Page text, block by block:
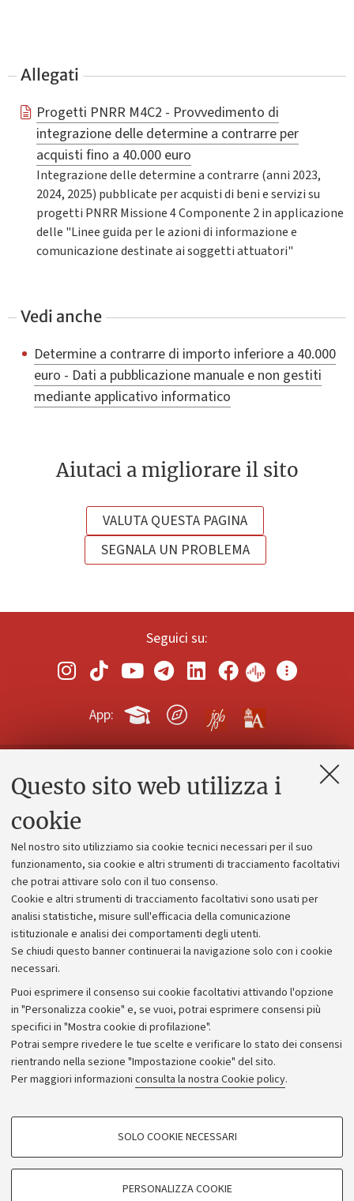
Questo sito web utilizza i
cookie
Nel nostro sito utilizziamo sia cookie tecnici necessari per il suo
funzionamento, sia cookie e altri strumenti di tracciamento facoltativi
che potrai attivare solo con il tuo consenso.
Cookie e altri strumenti di tracciamento facoltativi sono usati per
analisi statistiche, misure sull'efficacia della comunicazione
istituzionale e analisi dei comportamenti degli utenti.
Se chiudi questo banner continuerai la navigazione solo con i cookie
necessari.
Puoi esprimere il consenso sui cookie facoltativi attivando l'opzione
in "Personalizza cookie" e, se vuoi, potrai esprimere consensi più
specifici in "Mostra cookie di profilazione".
Potrai sempre rivedere le tue scelte e verificare lo stato dei consensi
rientrando nella sezione "Impostazione cookie" del sito.
Per maggiori informazioni consulta la nostra Cookie policy.
COOKIE DI PROFILAZIONE - FACOLTATIVI
SOLO COOKIE NECESSARI
PERSONALIZZA COOKIE
Allegati
Progetti PNRR M4C2 - Provvedimento di
integrazione delle determine a contrarre per
acquisti fino a 40.000 euro
Integrazione delle determine a contrarre (anni 2023,
2024, 2025) pubblicate per acquisti di beni e servizi su
progetti PNRR Missione 4 Componente 2 in applicazione
delle "Linee guida per le azioni di informazione e
comunicazione destinate ai soggetti attuatori"
Vedi anche
Determine a contrarre di importo inferiore a 40.000
euro - Dati a pubblicazione manuale e non gestiti
mediante applicativo informatico
Aiutaci a migliorare il sito
VALUTA QUESTA PAGINA
SEGNALA UN PROBLEMA
Seguici su:
App:
Contatti e PEC
Alumni community
Piano strategico
Bilanci
Donazioni e 5x1000
Bandi, gare e concorsi
Albo online
Amministrazione trasparente
Atti di notifica
Informazioni sul sito e accessibilità
Dichiarazione di accessibilità
Privacy e note legali
Impostazioni Cookie